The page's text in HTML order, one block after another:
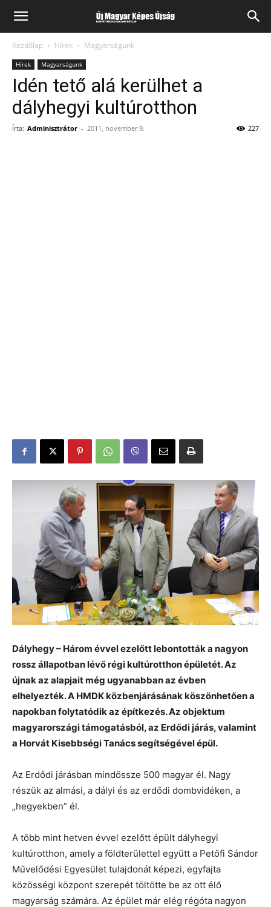
Kezdőlap Hírek Magyarságunk
Hírek Magyarságunk
Idén tető alá kerülhet a
dályhegyi kultúrotthon
Írta: Adminisztrátor - 2011, november 9. 227
Dályhegy – Három évvel ezelőtt lebontották a nagyon
rossz állapotban lévő régi kultúrotthon épületét. Az
újnak az alapjait még ugyanabban az évben
elhelyezték. A HMDK közbenjárásának köszönhetően a
napokban folytatódik az építkezés. Az objektum
magyarországi támogatásból, az Erdődi járás, valamint
a Horvát Kisebbségi Tanács segítségével épül.
Az Erdődi járásban mindössze 500 magyar él. Nagy
részük az almási, a dályi és az erdődi dombvidéken, a
„hegyekben” él.
A több mint hetven évvel ezelőtt épült dályhegyi
kultúrotthon, amely a földterülettel együtt a Petőfi Sándor
Művelődési Egyesület tulajdonát képezi, egyfajta
közösségi központ szerepét töltötte be az ott élő
magyarság számára. Az épület már elég régóta nagyon